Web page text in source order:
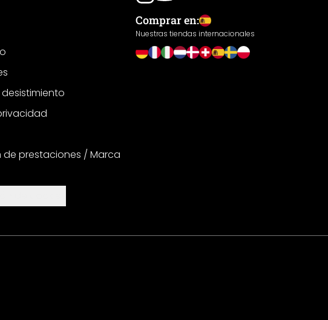
de prestaciones / Marca
Comprar en:
Nuestras tiendas internacionales